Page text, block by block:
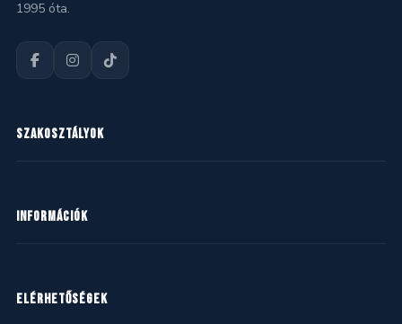
1995 óta.
SZAKOSZTÁLYOK
Kosárlabda
Mazsorett
INFORMÁCIÓK
Naptár
ELÉRHETŐSÉGEK